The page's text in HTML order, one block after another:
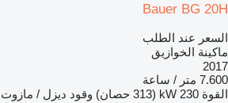
Bauer BG 20H
السعر عند الطلب
ماكينة الخوازيق
2017
7.600 متر / ساعة
القوة 230 kW (313 حصان) وقود ديزل / مازوت